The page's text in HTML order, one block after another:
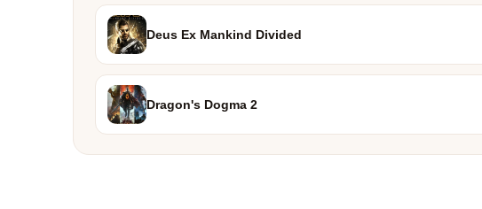
Deus Ex Mankind Divided
Dragon's Dogma 2